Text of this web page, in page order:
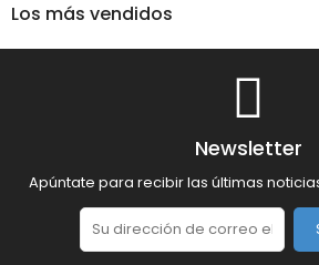
Los más vendidos
Newsletter
Apúntate para recibir las últimas